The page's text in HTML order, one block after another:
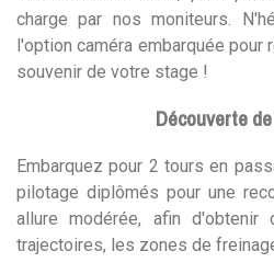
charge par nos moniteurs.
l'option caméra embarquée pour
souvenir de votre stage !
Découverte
Embarquez pour 2 tours en
pilotage diplômés pour une
allure modérée, afin
trajectoires, les zones de